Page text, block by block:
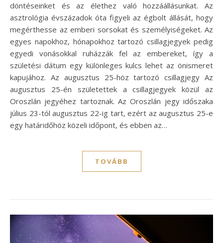
döntéseinket és az élethez való hozzáállásunkat. Az
asztrológia évszázadok óta figyeli az égbolt állását, hogy
megérthesse az emberi sorsokat és személyiségeket. Az
egyes napokhoz, hónapokhoz tartozó csillagjegyek pedig
egyedi vonásokkal ruházzák fel az embereket, így a
születési dátum egy különleges kulcs lehet az önismeret
kapujához. Az augusztus 25-höz tartozó csillagjegy Az
augusztus 25-én születettek a csillagjegyek közül az
Oroszlán jegyéhez tartoznak. Az Oroszlán jegy időszaka
július 23-tól augusztus 22-ig tart, ezért az augusztus 25-e
egy határidőhöz közeli időpont, és ebben az…
TOVÁBB